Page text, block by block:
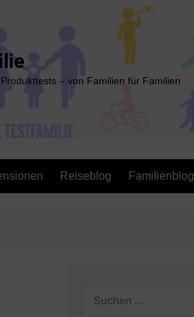
– von Familien für Familien
Reiseblog Familienblog